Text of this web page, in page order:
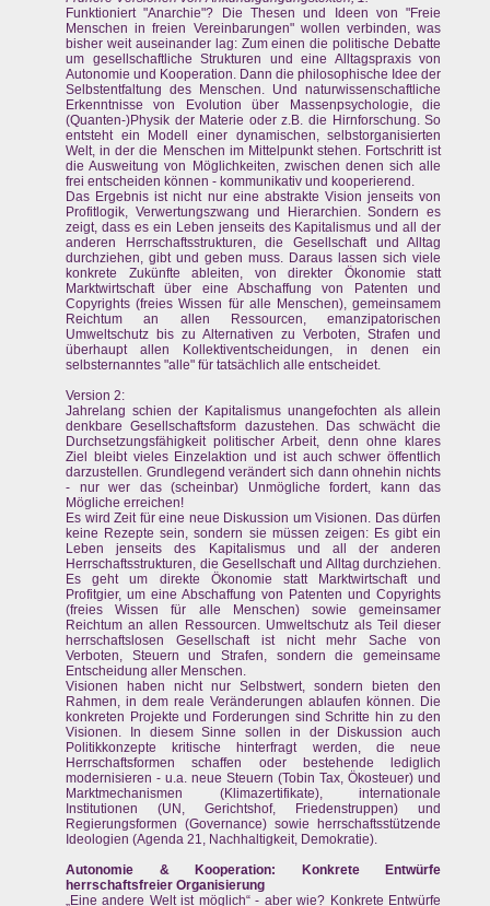
Funktioniert "Anarchie"? Die Thesen und Ideen von "Freie
Menschen in freien Vereinbarungen" wollen verbinden, was
bisher weit auseinander lag: Zum einen die politische Debatte
um gesellschaftliche Strukturen und eine Alltagspraxis von
Autonomie und Kooperation. Dann die philosophische Idee der
Selbstentfaltung des Menschen. Und naturwissenschaftliche
Erkenntnisse von Evolution über Massenpsychologie, die
(Quanten-)Physik der Materie oder z.B. die Hirnforschung. So
entsteht ein Modell einer dynamischen, selbstorganisierten
Welt, in der die Menschen im Mittelpunkt stehen. Fortschritt ist
die Ausweitung von Möglichkeiten, zwischen denen sich alle
frei entscheiden können - kommunikativ und kooperierend.
Das Ergebnis ist nicht nur eine abstrakte Vision jenseits von
Profitlogik, Verwertungszwang und Hierarchien. Sondern es
zeigt, dass es ein Leben jenseits des Kapitalismus und all der
anderen Herrschaftsstrukturen, die Gesellschaft und Alltag
durchziehen, gibt und geben muss. Daraus lassen sich viele
konkrete Zukünfte ableiten, von direkter Ökonomie statt
Marktwirtschaft über eine Abschaffung von Patenten und
Copyrights (freies Wissen für alle Menschen), gemeinsamem
Reichtum an allen Ressourcen, emanzipatorischen
Umweltschutz bis zu Alternativen zu Verboten, Strafen und
überhaupt allen Kollektiventscheidungen, in denen ein
selbsternanntes "alle" für tatsächlich alle entscheidet.
Version 2:
Jahrelang schien der Kapitalismus unangefochten als allein
denkbare Gesellschaftsform dazustehen. Das schwächt die
Durchsetzungsfähigkeit politischer Arbeit, denn ohne klares
Ziel bleibt vieles Einzelaktion und ist auch schwer öffentlich
darzustellen. Grundlegend verändert sich dann ohnehin nichts
- nur wer das (scheinbar) Unmögliche fordert, kann das
Mögliche erreichen!
Es wird Zeit für eine neue Diskussion um Visionen. Das dürfen
keine Rezepte sein, sondern sie müssen zeigen: Es gibt ein
Leben jenseits des Kapitalismus und all der anderen
Herrschaftsstrukturen, die Gesellschaft und Alltag durchziehen.
Es geht um direkte Ökonomie statt Marktwirtschaft und
Profitgier, um eine Abschaffung von Patenten und Copyrights
(freies Wissen für alle Menschen) sowie gemeinsamer
Reichtum an allen Ressourcen. Umweltschutz als Teil dieser
herrschaftslosen Gesellschaft ist nicht mehr Sache von
Verboten, Steuern und Strafen, sondern die gemeinsame
Entscheidung aller Menschen.
Visionen haben nicht nur Selbstwert, sondern bieten den
Rahmen, in dem reale Veränderungen ablaufen können. Die
konkreten Projekte und Forderungen sind Schritte hin zu den
Visionen. In diesem Sinne sollen in der Diskussion auch
Politikkonzepte kritische hinterfragt werden, die neue
Herrschaftsformen schaffen oder bestehende lediglich
modernisieren - u.a. neue Steuern (Tobin Tax, Ökosteuer) und
Marktmechanismen (Klimazertifikate), internationale
Institutionen (UN, Gerichtshof, Friedenstruppen) und
Regierungsformen (Governance) sowie herrschaftsstützende
Ideologien (Agenda 21, Nachhaltigkeit, Demokratie).
Autonomie & Kooperation: Konkrete Entwürfe
herrschaftsfreier Organisierung
„Eine andere Welt ist möglich“ - aber wie? Konkrete Entwürfe